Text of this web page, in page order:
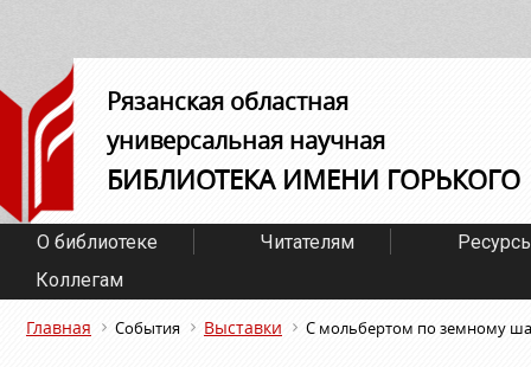
Рязанская областная
универсальная научная
БИБЛИОТЕКА ИМЕНИ ГОРЬКОГО
О библиотеке Читателям
Коллегам
Главная События Выставки С мольбертом по земному